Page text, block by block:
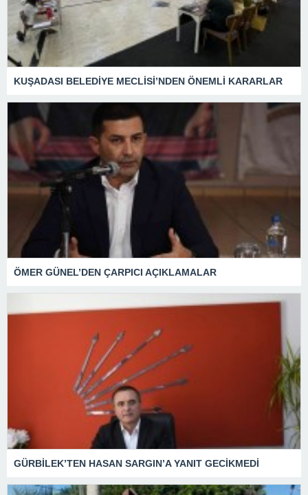
KUŞADASI BELEDİYE MECLİSİ’NDEN ÖNEMLİ KARARLAR
ÖMER GÜNEL’DEN ÇARPICI AÇIKLAMALAR
GÜRBİLEK’TEN HASAN SARGIN’A YANIT GECİKMEDİ